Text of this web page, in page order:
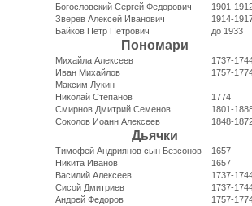
Богословский Сергей Федорович
1901-
Зверев Алексей Иванович
1914-
Байков Петр Петрович
до 1933
Пономари
Михайла Алексеев
1737-
Иван Михайлов
1757-
Максим Лукин
Николай Степанов
1774
Смирнов Дмитрий Семенов
1801-
Соколов Иоанн Алексеев
1848-
Дьячки
Тимофей Андриянов сын Безсонов
1657
Никита Иванов
1657
Василий Алексеев
1737-
Сисой Дмитриев
1737-
Андрей Федоров
1757-